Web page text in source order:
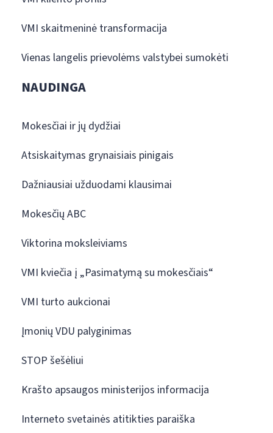
VMI skaitmeninė transformacija
Vienas langelis prievolėms valstybei sumokėti
NAUDINGA
Mokesčiai ir jų dydžiai
Atsiskaitymas grynaisiais pinigais
Dažniausiai užduodami klausimai
Mokesčių ABC
Viktorina moksleiviams
VMI kviečia į „Pasimatymą su mokesčiais“
VMI turto aukcionai
Įmonių VDU palyginimas
STOP šešėliui
Krašto apsaugos ministerijos informacija
Interneto svetainės atitikties paraiška